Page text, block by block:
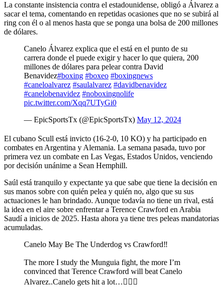
La constante insistencia contra el estadounidense, obligó a Álvarez a
sacar el tema, comentando en repetidas ocasiones que no se subirá al
ring con él o al menos hasta que se ponga una bolsa de 200 millones
de dólares.
Canelo Álvarez explica que el está en el punto de su
carrera donde el puede exigir y hacer lo que quiera, 200
millones de dólares para pelear contra David
Benavidez#boxing #boxeo #boxingnews
#caneloalvarez #saulalvarez #davidbenavidez
#canelobenavidez #noboxingnolife
pic.twitter.com/Xqq7UTyGi0
— EpicSportsTx (@EpicSportsTx) May 12, 2024
El cubano Scull está invicto (16-2-0, 10 KO) y ha participado en
combates en Argentina y Alemania. La semana pasada, tuvo por
primera vez un combate en Las Vegas, Estados Unidos, venciendo
por decisión unánime a Sean Hemphill.
Saúl está tranquilo y expectante ya que sabe que tiene la decisión en
sus manos sobre con quién pelea y quién no, algo que su sus
actuaciones le han brindado. Aunque todavía no tiene un rival, está
la idea en el aire sobre enfrentar a Terence Crawford en Arabia
Saudí a inicios de 2025. Hasta ahora ya tiene tres peleas mandatorias
acumuladas.
Canelo May Be The Underdog vs Crawford‼️
The more I study the Munguia fight, the more I’m
convinced that Terence Crawford will beat Canelo
Alvarez..Canelo gets hit a lot…🤷🏽‍♂️